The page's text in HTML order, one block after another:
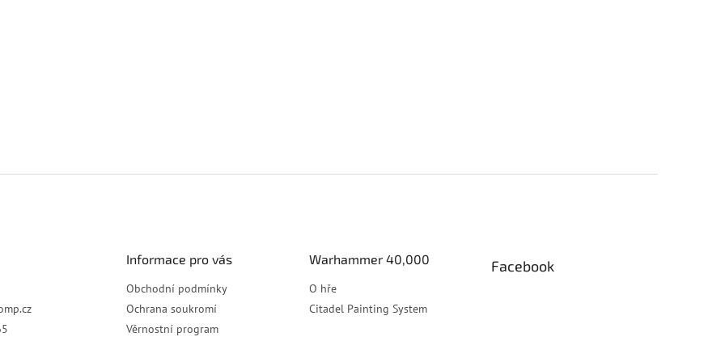
Informace pro vás
Obchodní podmínky
Ochrana soukromí
Věrnostní program
Warhammer 40,000
O hře
Citadel Painting System
Facebook